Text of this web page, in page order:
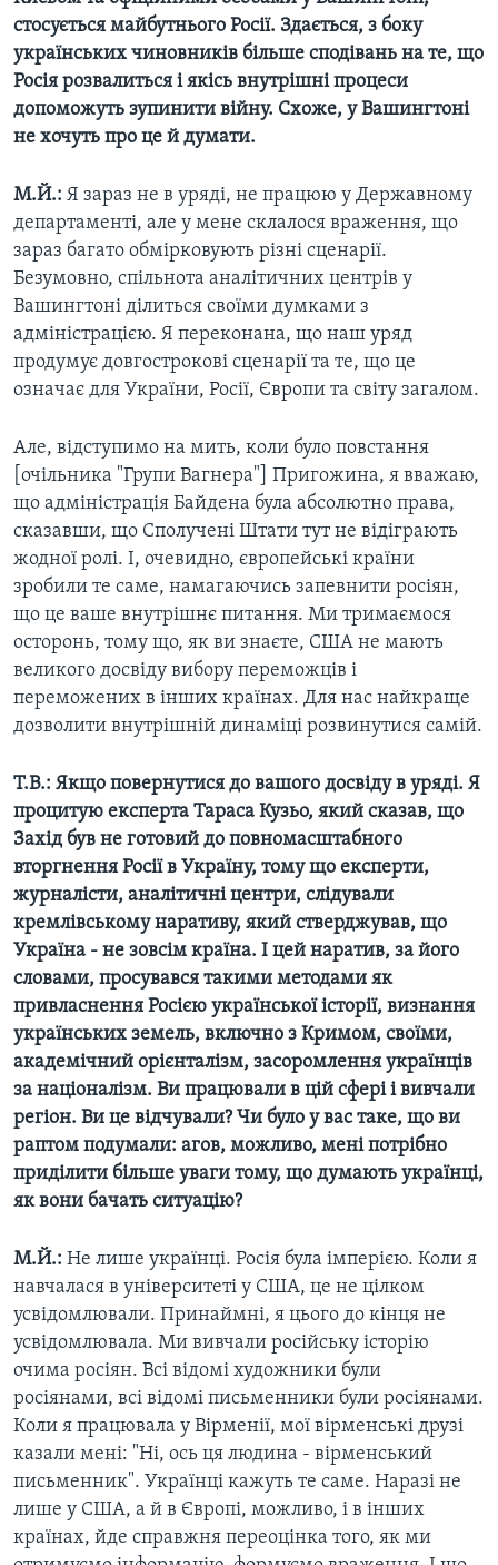
стосується майбутнього Росії. Здається, з боку
українських чиновників більше сподівань на те, що
Росія розвалиться і якісь внутрішні процеси
допоможуть зупинити війну. Схоже, у Вашингтоні
не хочуть про це й думати.
М.Й.: Я зараз не в уряді, не працюю у Державному
департаменті, але у мене склалося враження, що
зараз багато обмірковують різні сценарії.
Безумовно, спільнота аналітичних центрів у
Вашингтоні ділиться своїми думками з
адміністрацією. Я переконана, що наш уряд
продумує довгострокові сценарії та те, що це
означає для України, Росії, Європи та світу загалом.
Але, відступимо на мить, коли було повстання
[очільника "Групи Вагнера"] Пригожина, я вважаю,
що адміністрація Байдена була абсолютно права,
сказавши, що Сполучені Штати тут не відіграють
жодної ролі. І, очевидно, європейські країни
зробили те саме, намагаючись запевнити росіян,
що це ваше внутрішнє питання. Ми тримаємося
осторонь, тому що, як ви знаєте, США не мають
великого досвіду вибору переможців і
переможених в інших країнах. Для нас найкраще
дозволити внутрішній динаміці розвинутися самій.
Т.В.: Якщо повернутися до вашого досвіду в уряді. Я
процитую експерта Тараса Кузьо, який сказав, що
Захід був не готовий до повномасштабного
вторгнення Росії в Україну, тому що експерти,
журналісти, аналітичні центри, слідували
кремлівському наративу, який стверджував, що
Україна - не зовсім країна. І цей наратив, за його
словами, просувався такими методами як
привласнення Росією української історії, визнання
українських земель, включно з Кримом, своїми,
академічний орієнталізм, засоромлення українців
за націоналізм. Ви працювали в цій сфері і вивчали
регіон. Ви це відчували? Чи було у вас таке, що ви
раптом подумали: агов, можливо, мені потрібно
приділити більше уваги тому, що думають українці,
як вони бачать ситуацію?
М.Й.: Не лише українці. Росія була імперією. Коли я
навчалася в університеті у США, це не цілком
усвідомлювали. Принаймні, я цього до кінця не
усвідомлювала. Ми вивчали російську історію
очима росіян. Всі відомі художники були
росіянами, всі відомі письменники були росіянами.
Коли я працювала у Вірменії, мої вірменські друзі
казали мені: "Ні, ось ця людина - вірменський
письменник". Українці кажуть те саме. Наразі не
лише у США, а й в Європі, можливо, і в інших
країнах, йде справжня переоцінка того, як ми